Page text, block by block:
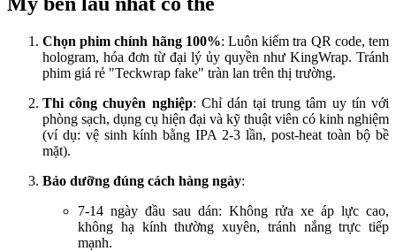
Chọn phim chính hãng 100%: Luôn kiểm tra QR code, tem
hologram, hóa đơn từ đại lý ủy quyền như KingWrap. Tránh
phim giá rẻ "Teckwrap fake" tràn lan trên thị trường.
Thi công chuyên nghiệp: Chỉ dán tại trung tâm uy tín với
phòng sạch, dụng cụ hiện đại và kỹ thuật viên có kinh nghiệm
(ví dụ: vệ sinh kính bằng IPA 2-3 lần, post-heat toàn bộ bề
mặt).
Bảo dưỡng đúng cách hàng ngày:
7-14 ngày đầu sau dán: Không rửa xe áp lực cao,
không hạ kính thường xuyên, tránh nắng trực tiếp
mạnh.